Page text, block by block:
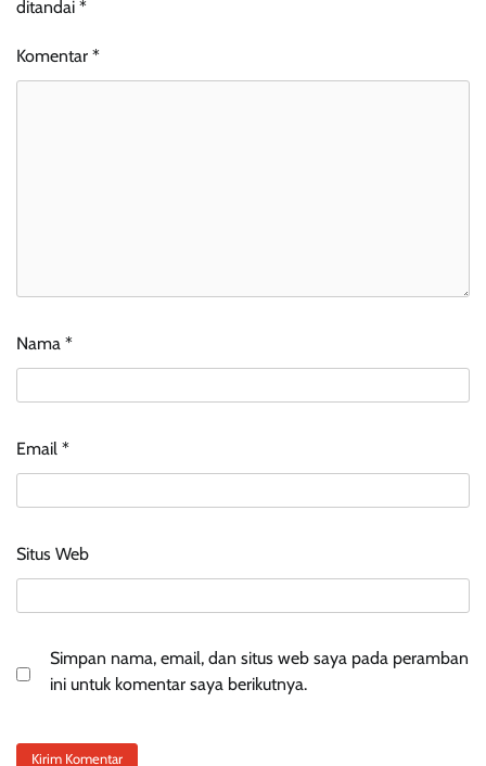
ditandai *
Komentar *
Nama *
Email *
Situs Web
Simpan nama, email, dan situs web saya pada peramban
ini untuk komentar saya berikutnya.